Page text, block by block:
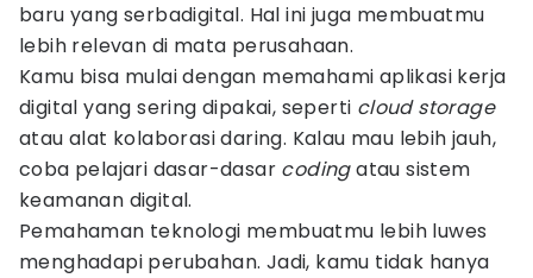
baru yang serbadigital. Hal ini juga membuatmu
lebih relevan di mata perusahaan.
Kamu bisa mulai dengan memahami aplikasi kerja
digital yang sering dipakai, seperti cloud storage
atau alat kolaborasi daring. Kalau mau lebih jauh,
coba pelajari dasar-dasar codingatau sistem
keamanan digital.
Pemahaman teknologi membuatmu lebih luwes
menghadapi perubahan. Jadi, kamu tidak hanya